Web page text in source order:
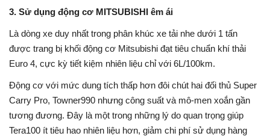
3. Sử dụng động cơ MITSUBISHI êm ái
Là dòng xe duy nhất trong phân khúc xe tải nhe dưới 1 tấn
được trang bị khối động cơ Mitsubishi đạt tiêu chuẩn khí thải
Euro 4, cực kỳ tiết kiệm nhiên liệu chỉ với 6L/100km.
Động cơ với mức dung tích thấp hơn đôi chút hai đối thủ Super
Carry Pro, Towner990 nhưng công suất và mô-men xoắn gần
tương đương. Đây là một trong những lý do quan trọng giúp
Tera100 ít tiêu hao nhiên liệu hơn, giảm chi phí sử dụng hàng